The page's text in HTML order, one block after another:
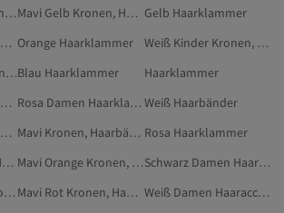
Rot Kronen, Haarbänder & Haarklammern
Mavi Gelb Kronen, Haarbänder & Haarklammern Gelb Haarklammer
Orange Damen Haarklammer Orange Haarklammer
Weiß Kinder Kronen, Haarbänder & Haarklammern
Mavi Mehrfarbig Kronen, Haarbänder & HaarklammernBlau Haarklammer
Haarklammer
Lila Damen Kronen, Haarbänder & Haarklammern
Rosa Damen Haarklammer Weiß Haarbänder
Rot Damen Kronen, Haarbänder & Haarklammern
Mavi Kronen, Haarbänder & Haarklammern Rosa Haarklammer
Mavi Grün Kronen, Haarbänder & Haarklammern
Mavi Orange Kronen, Haarbänder & Haarklammern
Schwarz Damen Haarklammer
Mavi Dunkelblau Kronen, Haarbänder & Haarklammern
Mavi Rot Kronen, Haarbänder & Haarklammern
Weiß Damen Haaraccessoires